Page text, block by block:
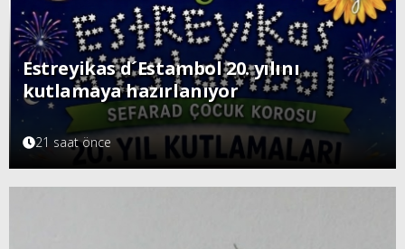
Estreyikas d´Estambol 20. yılını
kutlamaya hazırlanıyor
21 saat önce